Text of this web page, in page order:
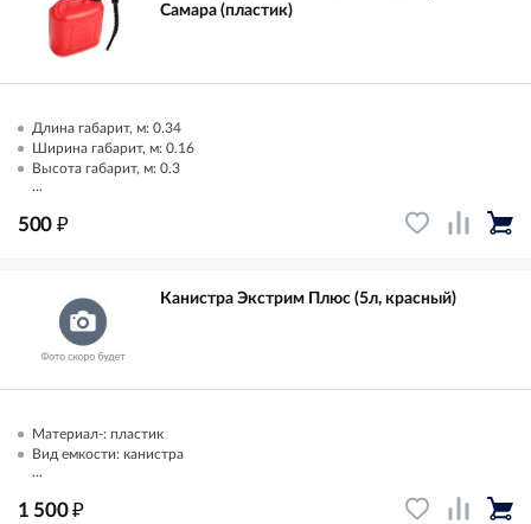
Самара (пластик)
Длина габарит, м: 0.34
Ширина габарит, м: 0.16
Высота габарит, м: 0.3
...
500 ₽
Канистра Экстрим Плюс (5л, красный)
Материал-: пластик
Вид емкости: канистра
...
1 500₽